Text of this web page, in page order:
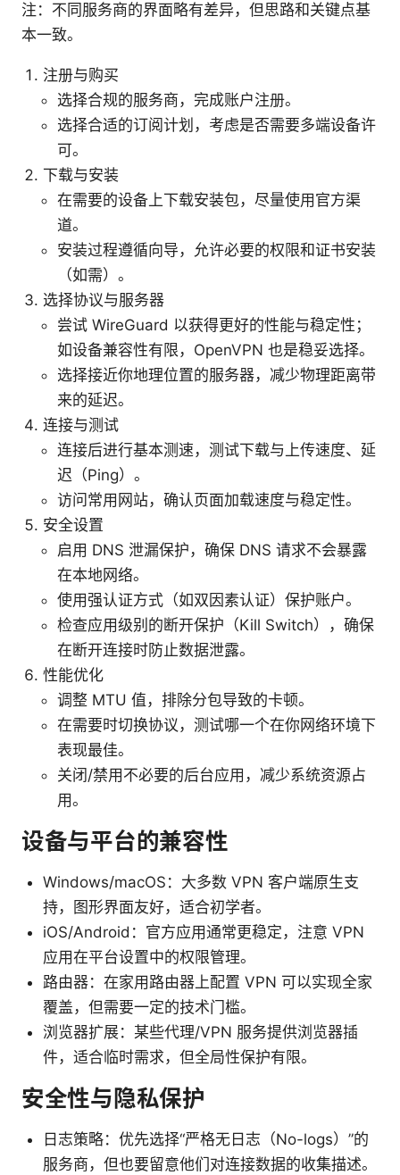
注：不同服务商的界面略有差异，但思路和关键点基
本一致。
注册与购买
选择合规的服务商，完成账户注册。
选择合适的订阅计划，考虑是否需要多端设备许
可。
下载与安装
在需要的设备上下载安装包，尽量使用官方渠
道。
安装过程遵循向导，允许必要的权限和证书安装
（如需）。
选择协议与服务器
尝试 WireGuard 以获得更好的性能与稳定性；
如设备兼容性有限，OpenVPN 也是稳妥选择。
选择接近你地理位置的服务器，减少物理距离带
来的延迟。
连接与测试
连接后进行基本测速，测试下载与上传速度、延
迟（Ping）。
访问常用网站，确认页面加载速度与稳定性。
安全设置
启用 DNS 泄漏保护，确保 DNS 请求不会暴露
在本地网络。
使用强认证方式（如双因素认证）保护账户。
检查应用级别的断开保护（Kill Switch），确保
在断开连接时防止数据泄露。
性能优化
调整 MTU 值，排除分包导致的卡顿。
在需要时切换协议，测试哪一个在你网络环境下
表现最佳。
关闭/禁用不必要的后台应用，减少系统资源占
用。
设备与平台的兼容性
Windows/macOS：大多数 VPN 客户端原生支
持，图形界面友好，适合初学者。
iOS/Android：官方应用通常更稳定，注意 VPN
应用在平台设置中的权限管理。
路由器：在家用路由器上配置 VPN 可以实现全家
覆盖，但需要一定的技术门槛。
浏览器扩展：某些代理/VPN 服务提供浏览器插
件，适合临时需求，但全局性保护有限。
安全性与隐私保护
日志策略：优先选择“严格无日志（No-logs）”的
服务商，但也要留意他们对连接数据的收集描述。